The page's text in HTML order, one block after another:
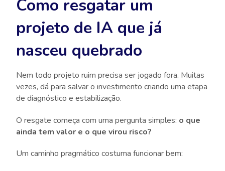
Como resgatar um
projeto de IA que já
nasceu quebrado
Nem todo projeto ruim precisa ser jogado fora. Muitas
vezes, dá para salvar o investimento criando uma etapa
de diagnóstico e estabilização.
O resgate começa com uma pergunta simples: o que
ainda tem valor e o que virou risco?
Um caminho pragmático costuma funcionar bem: